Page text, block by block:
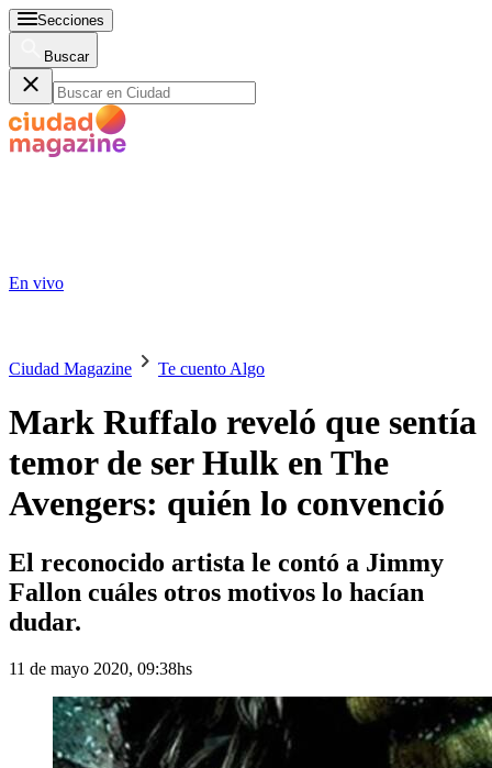
Secciones
Buscar
En vivo
Ciudad Magazine Te cuento Algo
Mark Ruffalo reveló que sentía
temor de ser Hulk en The
Avengers: quién lo convenció
El reconocido artista le contó a Jimmy
Fallon cuáles otros motivos lo hacían
dudar.
11 de mayo 2020, 09:38hs